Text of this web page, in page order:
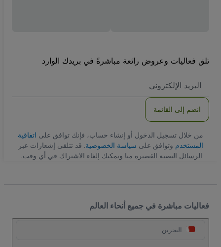
تلق فعاليات وعروض رائعة مباشرةً في بريدك الوارد
الاكتروني
انضم إلى القائمة
من خلال تسجيل الدخول أو إنشاء حساب، فإنك توافق على اتفاقية
المستخدم وتوافق على سياسة الخصوصية. قد تتلقى إشعارات عبر
الرسائل النصية القصيرة منا ويمكنك إلغاء الاشتراك في أي وقت.
فعاليات مباشرة في جميع أنحاء العالم
البحرين